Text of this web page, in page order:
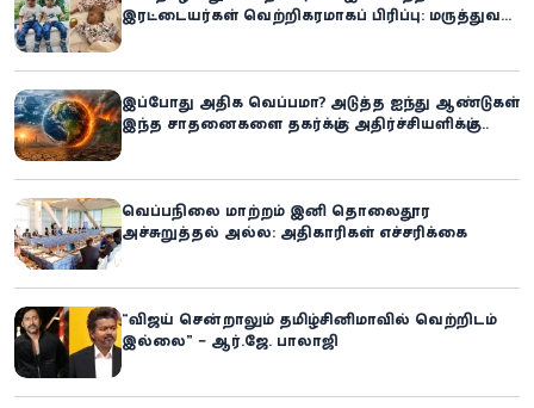
இரட்டையர்கள் வெற்றிகரமாகப் பிரிப்பு: மருத்துவ
இப்போது அதிக வெப்பமா? அடுத்த ஐந்து ஆண்டுகள்
இந்த சாதனைகளை தகர்க்கும்: அதிர்ச்சியளிக்கும்
வெப்பநிலை மாற்றம் இனி தொலைதூர
அச்சுறுத்தல் அல்ல: அதிகாரிகள் எச்சரிக்கை
“விஜய் சென்றாலும் தமிழ்சினிமாவில் வெற்றிடம்
இல்லை” – ஆர்.ஜே. பாலாஜி